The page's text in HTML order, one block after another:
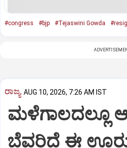
#congress #bjp #Tejaswini Gowda
ರಾಜ್ಯ AUG 10, 2026, 7:26 AM IST
ಮಳೆಗಾಲದಲ್ಲೂ
ಬೆವರಿದೆ ಈ